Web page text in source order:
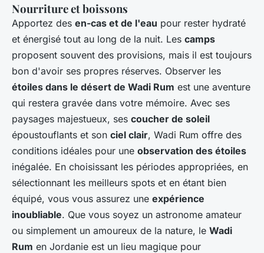
Nourriture et boissons
Apportez des en-cas et de l'eau pour rester hydraté
et énergisé tout au long de la nuit. Les camps
proposent souvent des provisions, mais il est toujours
bon d'avoir ses propres réserves. Observer les
étoiles dans le désert de Wadi Rum est une aventure
qui restera gravée dans votre mémoire. Avec ses
paysages majestueux, ses coucher de soleil
époustouflants et son ciel clair, Wadi Rum offre des
conditions idéales pour une observation des étoiles
inégalée. En choisissant les périodes appropriées, en
sélectionnant les meilleurs spots et en étant bien
équipé, vous vous assurez une expérience
inoubliable. Que vous soyez un astronome amateur
ou simplement un amoureux de la nature, le Wadi
Rum en Jordanie est un lieu magique pour